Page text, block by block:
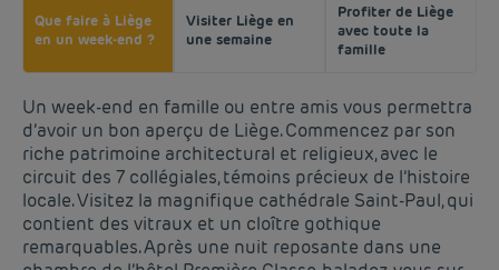
Que faire à Liège
en un week-end ?
Visiter Liège en
une semaine
Profiter de Liège
avec toute la
famille
Un week-end en famille ou entre amis vous permettra
d’avoir un bon aperçu de Liège. Commencez par son
riche patrimoine architectural et religieux, avec le
circuit des 7 collégiales, témoins précieux de l’histoire
locale. Visitez la magnifique cathédrale Saint-Paul, qui
contient des vitraux et un cloître gothique
remarquables. Après une nuit reposante dans une